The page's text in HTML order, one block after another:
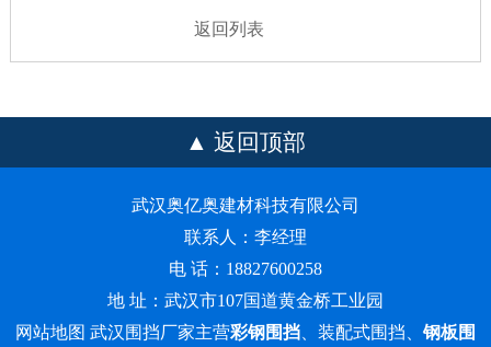
返回列表
返回顶部
武汉奥亿奥建材科技有限公司
联系人：李经理
电 话：18827600258
地 址：武汉市107国道黄金桥工业园
网站地图 武汉围挡厂家主营彩钢围挡 、装配式围挡、钢板围